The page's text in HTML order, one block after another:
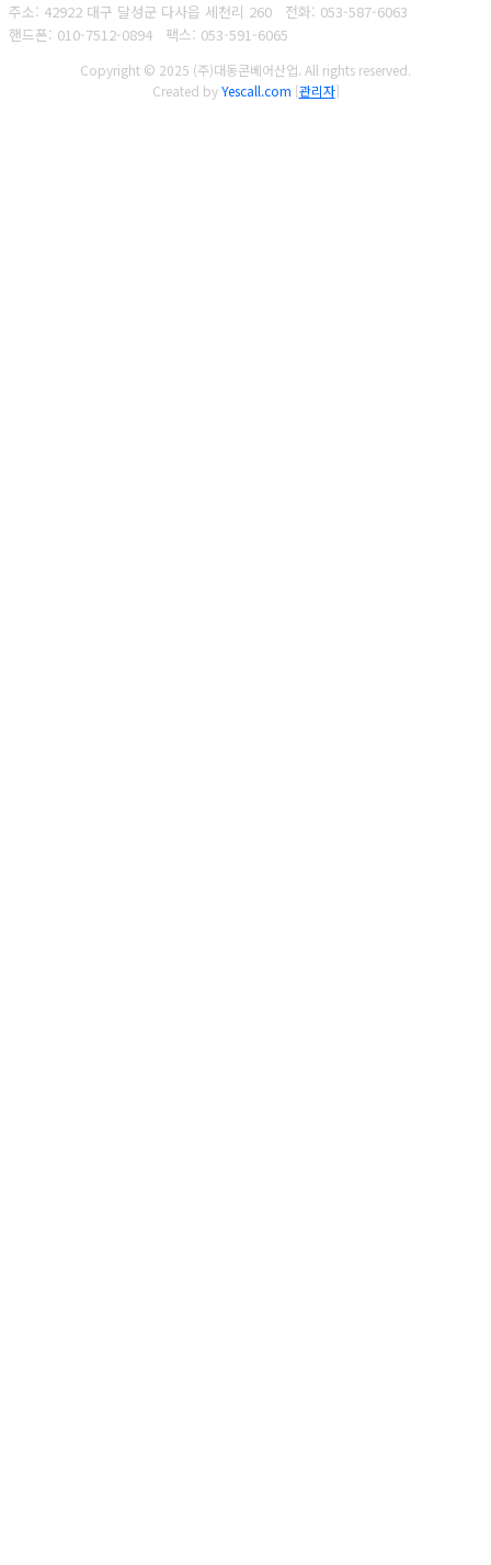
주소: 42922 대구 달성군 다사읍 세천리 260 전화: 053-587-6063
핸드폰: 010-7512-0894
팩스: 053-591-6065
Copyright © 2025 (주)대동콘베어산업. All rights reserved.
Created byYescall.com [관리자]